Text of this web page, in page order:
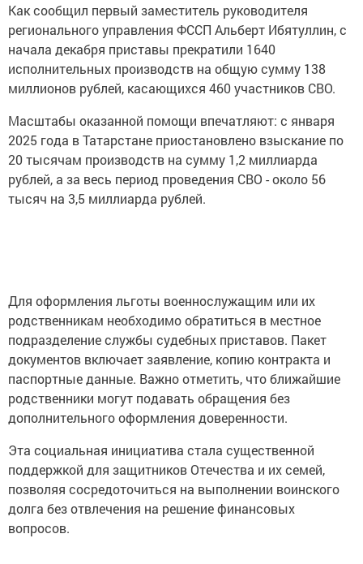
Как сообщил первый заместитель руководителя
регионального управления ФССП Альберт Ибятуллин, с
начала декабря приставы прекратили 1640
исполнительных производств на общую сумму 138
миллионов рублей, касающихся 460 участников СВО.
Масштабы оказанной помощи впечатляют: с января
2025 года в Татарстане приостановлено взыскание по
20 тысячам производств на сумму 1,2 миллиарда
рублей, а за весь период проведения СВО - около 56
тысяч на 3,5 миллиарда рублей.
Для оформления льготы военнослужащим или их
родственникам необходимо обратиться в местное
подразделение службы судебных приставов. Пакет
документов включает заявление, копию контракта и
паспортные данные. Важно отметить, что ближайшие
родственники могут подавать обращения без
дополнительного оформления доверенности.
Эта социальная инициатива стала существенной
поддержкой для защитников Отечества и их семей,
позволяя сосредоточиться на выполнении воинского
долга без отвлечения на решение финансовых
вопросов.